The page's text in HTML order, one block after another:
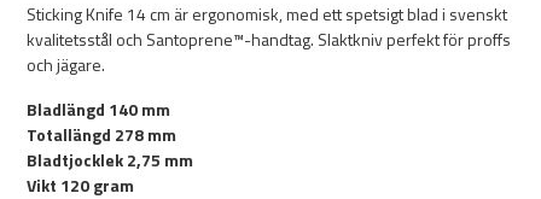
Sticking Knife 14 cm är ergonomisk, med ett spetsigt blad i svenskt
kvalitetsstål och Santoprene™-handtag. Slaktkniv perfekt för proffs
och jägare.
Bladlängd 140 mm
Totallängd 278 mm
Bladtjocklek 2,75 mm
Vikt 120 gram